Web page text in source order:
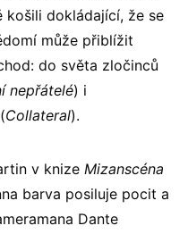
košili dokládající, že se
může přiblížit
do světa zločinců
nepřátelé) i
Collateral).
v knize Mizanscéna
barva posiluje pocit a
Dante